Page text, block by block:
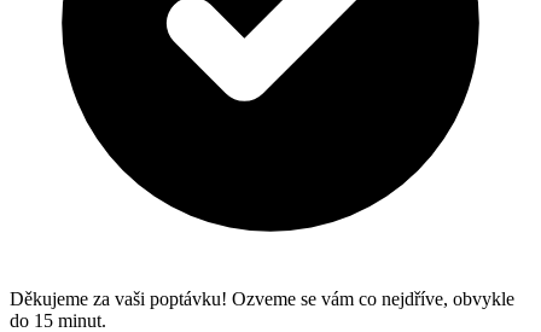
Děkujeme za vaši poptávku! Ozveme se vám co nejdříve, obvykle
do 15 minut.